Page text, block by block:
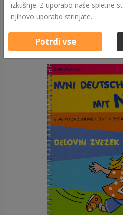
izkušnje. Z uporabo naše spletne
njihovo uporabo strinjate.
Potrdi vse